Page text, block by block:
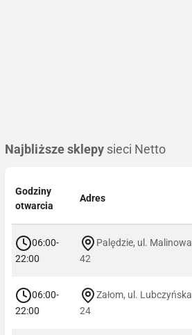
Najbliższe sklepy sieci Netto
Godziny
otwarcia
Adres
06:00-
22:00
Palędzie, ul. Malinowa
42
06:00-
22:00
Załom, ul. Lubczyńska
24